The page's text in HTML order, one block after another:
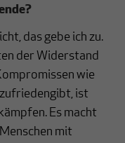
das gebe ich zu.
der Widerstand
wie
ist
Es macht
mit